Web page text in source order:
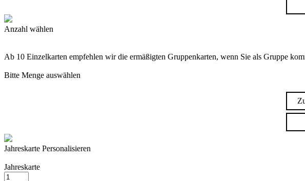
Anzahl wählen
Ab 10 Einzelkarten empfehlen wir die ermäßigten Gruppenkarten, wenn Sie als Gruppe
Bitte Menge auswählen
Jahreskarte Personalisieren
Jahreskarte